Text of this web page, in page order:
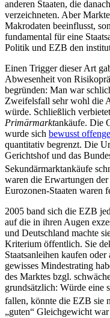
anderen Staaten, die
verzeichneten. Aber
Makrodaten beeinflusst,
fundamental für eine
Politik und EZB den
Einen Trigger dieser Art
Abwesenheit von
begründen: Man war
Zweifelsfall sehr wohl die
würde. Schließlich verbietet
Primärmarktankäufe. Die
wurde sich bewusst
quantitativ begrenzt. Die
Gerichtshof und das
Sekundärmarktankäufe
waren die Erwartungen
Eurozonen-Staaten waren
2005 band sich die EZB
auf die in ihren Augen
und Deutschland machte
Kriterium öffentlich. Sie
Staatsanleihen kaufen
gewisses Mindestrating
des Marktes bzgl.
grundsätzlich: Würde eine
fallen, könnte die EZB sie
„guten“ Gleichgewicht